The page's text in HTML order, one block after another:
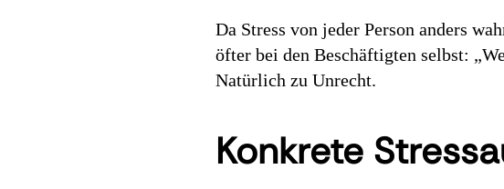
Da Stress von jeder Person anders
öfter bei den Beschäftigten selbst:
Natürlich zu Unrecht.
Konkrete